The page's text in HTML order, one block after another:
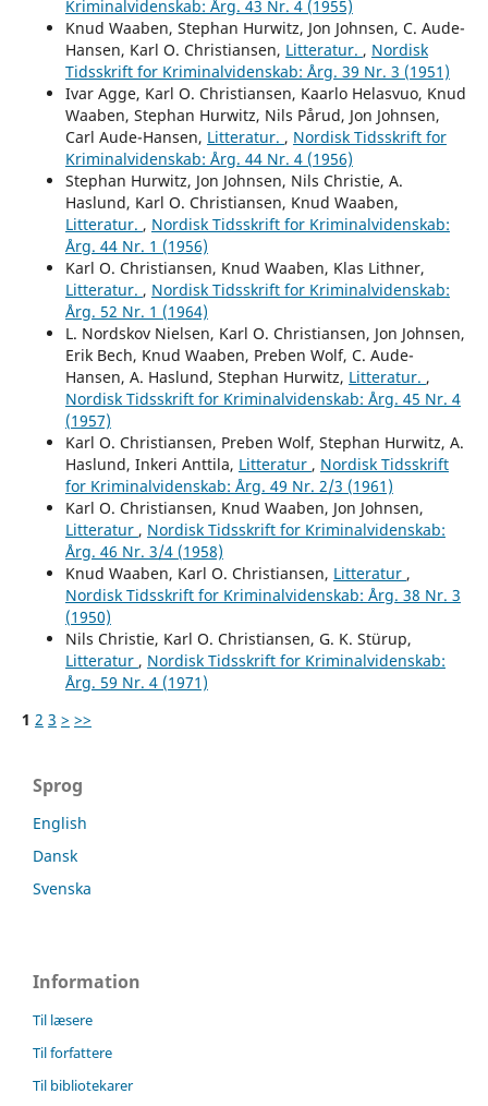
Kriminalvidenskab: Årg. 43 Nr. 4 (1955)
Knud Waaben, Stephan Hurwitz, Jon Johnsen, C. Aude-
Hansen, Karl O. Christiansen, Litteratur. , Nordisk
Tidsskrift for Kriminalvidenskab: Årg. 39 Nr. 3 (1951)
Ivar Agge, Karl O. Christiansen, Kaarlo Helasvuo, Knud
Waaben, Stephan Hurwitz, Nils Pårud, Jon Johnsen,
Carl Aude-Hansen, Litteratur. , Nordisk Tidsskrift for
Kriminalvidenskab: Årg. 44 Nr. 4 (1956)
Stephan Hurwitz, Jon Johnsen, Nils Christie, A.
Haslund, Karl O. Christiansen, Knud Waaben,
Litteratur. , Nordisk Tidsskrift for Kriminalvidenskab:
Årg. 44 Nr. 1 (1956)
Karl O. Christiansen, Knud Waaben, Klas Lithner,
Litteratur. , Nordisk Tidsskrift for Kriminalvidenskab:
Årg. 52 Nr. 1 (1964)
L. Nordskov Nielsen, Karl O. Christiansen, Jon Johnsen,
Erik Bech, Knud Waaben, Preben Wolf, C. Aude-
Hansen, A. Haslund, Stephan Hurwitz, Litteratur. ,
Nordisk Tidsskrift for Kriminalvidenskab: Årg. 45 Nr. 4
(1957)
Karl O. Christiansen, Preben Wolf, Stephan Hurwitz, A.
Haslund, Inkeri Anttila, Litteratur , Nordisk Tidsskrift
for Kriminalvidenskab: Årg. 49 Nr. 2/3 (1961)
Karl O. Christiansen, Knud Waaben, Jon Johnsen,
Litteratur , Nordisk Tidsskrift for Kriminalvidenskab:
Årg. 46 Nr. 3/4 (1958)
Knud Waaben, Karl O. Christiansen, Litteratur ,
Nordisk Tidsskrift for Kriminalvidenskab: Årg. 38 Nr. 3
(1950)
Nils Christie, Karl O. Christiansen, G. K. Stürup,
Litteratur , Nordisk Tidsskrift for Kriminalvidenskab:
Årg. 59 Nr. 4 (1971)
1 2 3 > >>
Sprog
English
Dansk
Svenska
Information
Til læsere
Til forfattere
Til bibliotekarer